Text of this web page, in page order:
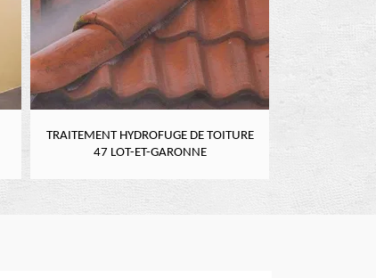
TRAITEMENT HYDROFUGE DE TOITURE
47 LOT-ET-GARONNE